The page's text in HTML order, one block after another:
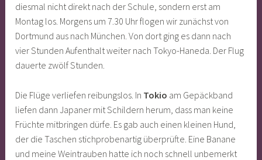
diesmal nicht direkt nach der Schule, sondern erst am
Montag los. Morgens um 7.30 Uhr flogen wir zunächst von
Dortmund aus nach München. Von dort ging es dann nach
vier Stunden Aufenthalt weiter nach Tokyo-Haneda. Der Flug
dauerte zwölf Stunden.
Die Flüge verliefen reibungslos. In Tokio am Gepäckband
liefen dann Japaner mit Schildern herum, dass man keine
Früchte mitbringen dürfe. Es gab auch einen kleinen Hund,
der die Taschen stichprobenartig überprüfte. Eine Banane
und meine Weintrauben hatte ich noch schnell unbemerkt